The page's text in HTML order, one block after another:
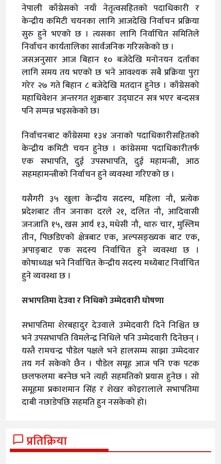
नेपाली काँग्रेसको नयाँ नेतृत्वसहितको पदाधिकारी र
केन्द्रीय कमिटी चयनका लागि आजदेखि निर्वाचन प्रक्रिया
सुरु हुने भएको छ । त्यसका लागि निर्वाचित समितिले
निर्वाचन कार्यतालिका सार्वजनिक गरिसकेको छ ।
जसअनुसार आज बिहान १० बजेदेखि मनोनयन दर्ताका
लागि समय तय भएको छ भने आवश्यक सबै प्रक्रिया पुरा
गरेर २७ गते बिहान ८ बजेदेखि मतदान हुनेछ । काँग्रेसको
महाधिवेशन अन्तरगत शुक्रबार उद्घाटन सत्र भएर बन्दसत्र
पनि सम्पन्न भइसकेको छ।
निर्वाचनबाट काँग्रेसमा १३४ जनाको पदाधिकारीसहितको
केन्द्रीय कमिटी चयन हुनेछ । कांग्रेसमा पदाधिकारीतर्फ
एक सभापति, दुई उपसभापति, दुई महामन्त्री, आठ
सहमहामन्त्रीको निर्वाचन हुने व्यवस्था गरिएको छ ।
यसैगरी ३५ खुला केन्द्रीय सदस्य, महिला नौ, प्रत्येक
प्रदेशबाट तीन जनाका दरले २१, दलित नौ, आदिवासी
जनजाति १५, खस आर्य १३, मधेसी नौ, थारु चार, मुस्लिम
तीन, पिछडिएको क्षेत्रबाट एक, अल्पसङ्ख्यक बाट एक,
अपाङ्बाट एक सदस्य निर्वाचित हुने व्यवस्था छ ।
कोषाध्यक्ष भने निर्वाचित केन्द्रीय सदस्य मध्येबाट निर्वाचित
हुने व्यवस्था छ ।
सभापतिमा देउवा र निधिको उम्मेदवारी घोषणा
सभापतिमा शेरबहादुर देउवाले उम्मेदवारी दिने निश्चित छ
भने उपसभापति विमलेन्द्र निधिले पनि उम्मेदवारी दिनेछन् ।
यस्तै रामचन्द्र पौडेल पक्षले भने हालसम्म साझा उम्मेदवार
तय गर्न सकेको छैन । पौडेल समूह आज पनि एक पटक
छलफलमा बस्नेछ भने त्यहाँ सहमतिको प्रयास हुनेछ । सो
समूहमा प्रकाशमान सिंह र शेखर कोइरालाले सभापतिमा
दाबी नछाडेपछि सहमति हुन नसकेको हो।
प्रतिक्रिया